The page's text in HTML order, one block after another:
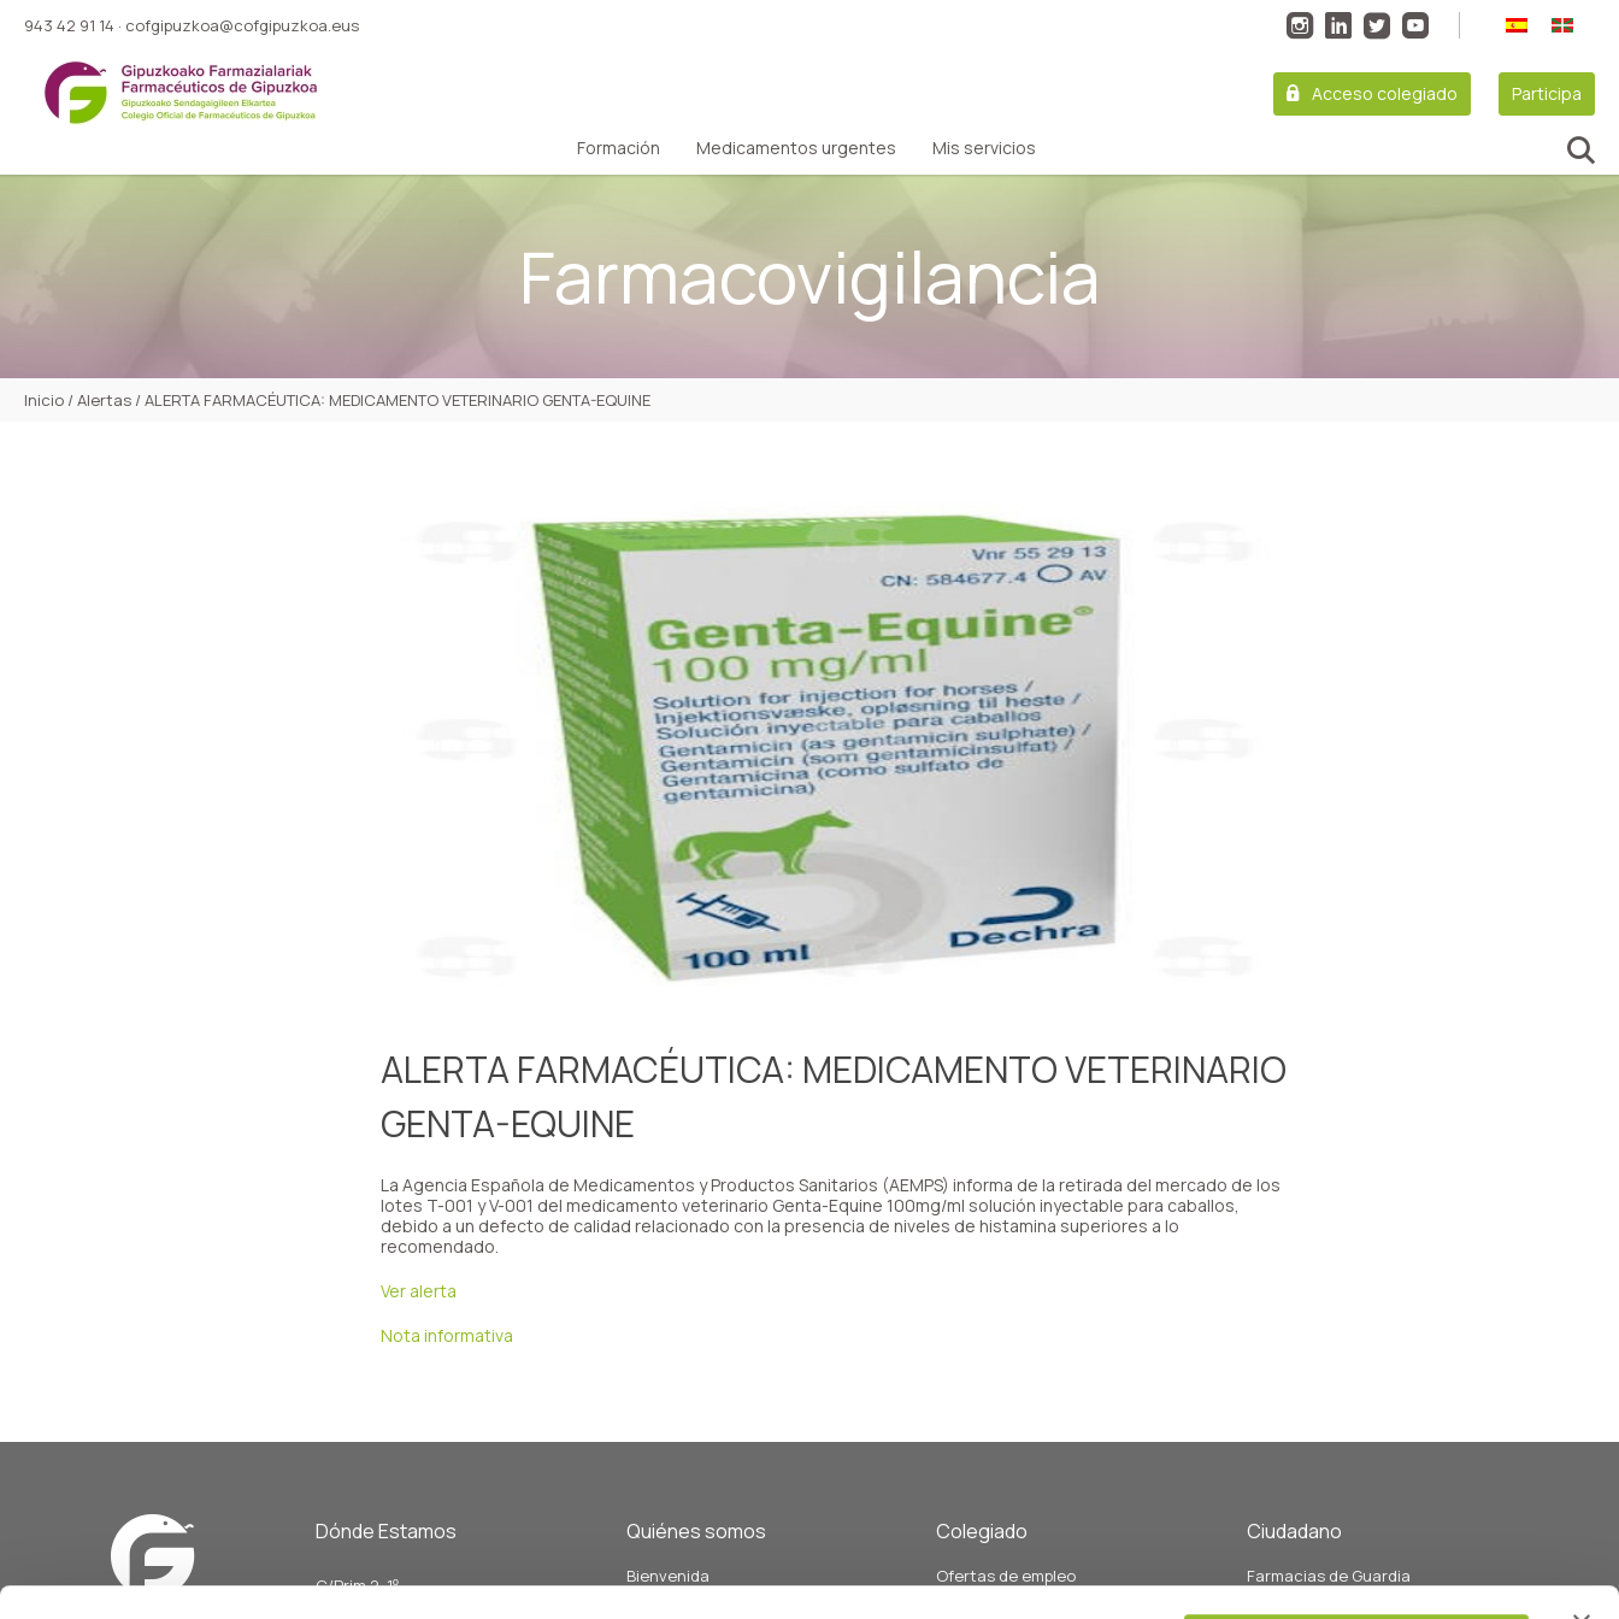
943 42 91 14 · cofgipuzkoa@cofgipuzkoa.eus
Acceso colegiado Participa
Formación Medicamentos urgentes Mis servicios
Farmacovigilancia
Inicio / Alertas / ALERTA FARMACÉUTICA: MEDICAMENTO VETERINARIO GENTA-EQUINE
ALERTA FARMACÉUTICA: MEDICAMENTO VETERINARIO
GENTA-EQUINE
La Agencia Española de Medicamentos y Productos Sanitarios (AEMPS) informa de la retirada del mercado de los
lotes T-001 y V-001 del medicamento veterinario Genta-Equine 100mg/ml solución inyectable para caballos,
debido a un defecto de calidad relacionado con la presencia de niveles de histamina superiores a lo
recomendado.
Ver alerta
Nota informativa
Dónde Estamos
C/Prim 2, 1º
Quiénes somos
Bienvenida
Colegiado
Ofertas de empleo
Ciudadano
Farmacias de Guardia